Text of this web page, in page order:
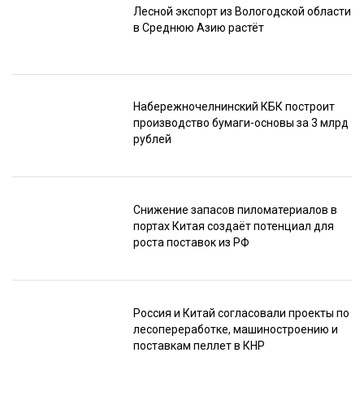
Лесной экспорт из Вологодской области
в Среднюю Азию растёт
Набережночелнинский КБК построит
производство бумаги-основы за 3 млрд
рублей
Снижение запасов пиломатериалов в
портах Китая создаёт потенциал для
роста поставок из РФ
Россия и Китай согласовали проекты по
лесопереработке, машиностроению и
поставкам пеллет в КНР